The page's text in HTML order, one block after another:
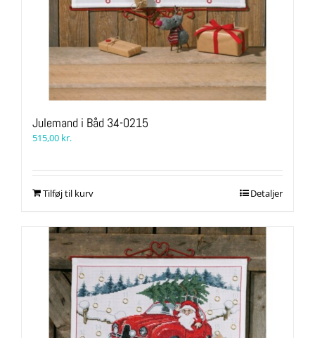
Julemand i Båd 34-0215
515,00 kr.
Tilføj til kurv Detaljer